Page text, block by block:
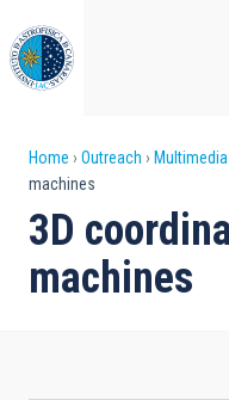
to
main
content
Breadcrumb
Home Outreach
machines
3D
machines